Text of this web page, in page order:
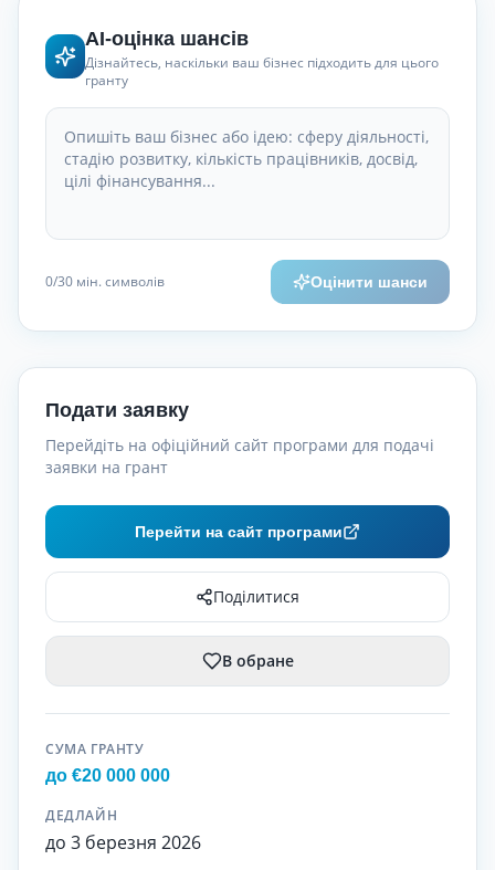
AI-оцінка шансів
Дізнайтесь, наскільки ваш бізнес підходить для цього
гранту
0/30 мін. символів Оцінити шанси
Подати заявку
Перейдіть на офіційний сайт програми для подачі
заявки на грант
Перейти на сайт програми
Поділитися
В обране
СУМА ГРАНТУ
до €20 000 000
ДЕДЛАЙН
до 3 березня 2026